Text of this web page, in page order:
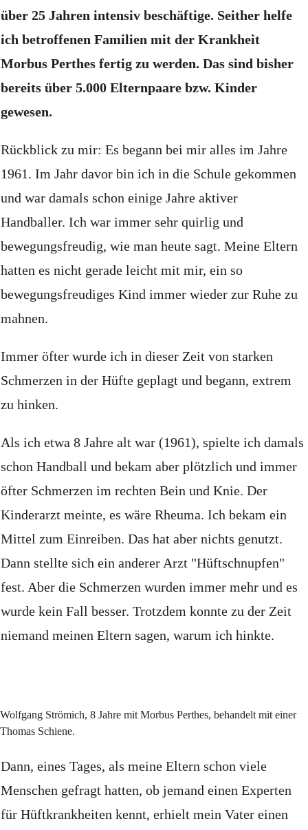
über 25 Jahren intensiv beschäftige. Seither helfe
ich betroffenen Familien mit der Krankheit
Morbus Perthes fertig zu werden. Das sind bisher
bereits über 5.000 Elternpaare bzw. Kinder
gewesen.
Rückblick zu mir: Es begann bei mir alles im Jahre
1961. Im Jahr davor bin ich in die Schule gekommen
und war damals schon einige Jahre aktiver
Handballer. Ich war immer sehr quirlig und
bewegungsfreudig, wie man heute sagt. Meine Eltern
hatten es nicht gerade leicht mit mir, ein so
bewegungsfreudiges Kind immer wieder zur Ruhe zu
mahnen.
Immer öfter wurde ich in dieser Zeit von starken
Schmerzen in der Hüfte geplagt und begann, extrem
zu hinken.
Als ich etwa 8 Jahre alt war (1961), spielte ich damals
schon Handball und bekam aber plötzlich und immer
öfter Schmerzen im rechten Bein und Knie. Der
Kinderarzt meinte, es wäre Rheuma. Ich bekam ein
Mittel zum Einreiben. Das hat aber nichts genutzt.
Dann stellte sich ein anderer Arzt "Hüftschnupfen"
fest. Aber die Schmerzen wurden immer mehr und es
wurde kein Fall besser. Trotzdem konnte zu der Zeit
niemand meinen Eltern sagen, warum ich hinkte.
Wolfgang Strömich, 8 Jahre mit Morbus Perthes, behandelt mit einer
Thomas Schiene.
Dann, eines Tages, als meine Eltern schon viele
Menschen gefragt hatten, ob jemand einen Experten
für Hüftkrankheiten kennt, erhielt mein Vater einen